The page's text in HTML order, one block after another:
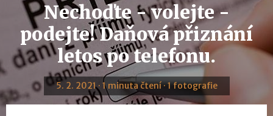
Nechoďte - volejte -
podejte! Daňová přiznání
letos po telefonu.
5. 2. 2021 · 1 minuta čtení · 1 fotografie